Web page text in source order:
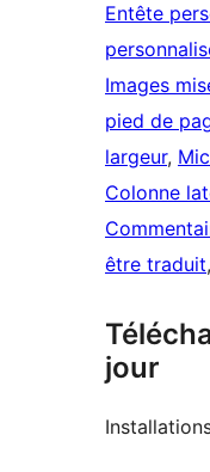
Entête
Images
pied de
largeur,
Colonne
être traduit,
jour